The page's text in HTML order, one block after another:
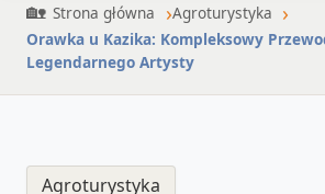
Strona główna
Agroturystyka
Orawka u Kazika: Kompleksowy
Legendarnego Artysty
Agroturystyka